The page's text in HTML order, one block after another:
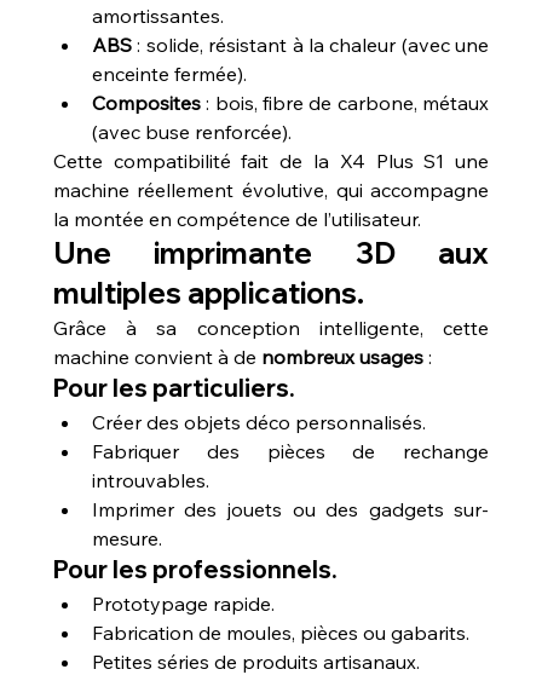
amortissantes.
ABS : solide, résistant à la chaleur (avec une
enceinte fermée).
Composites : bois, fibre de carbone, métaux
(avec buse renforcée).
Cette compatibilité fait de la X4 Plus S1 une
machine réellement évolutive, qui accompagne
la montée en compétence de l’utilisateur.
Une imprimante 3D aux
multiples applications.
Grâce à sa conception intelligente, cette
machine convient à de nombreux usages :
Pour les particuliers.
Créer des objets déco personnalisés.
Fabriquer des pièces de rechange
introuvables.
Imprimer des jouets ou des gadgets sur-
mesure.
Pour les professionnels.
Prototypage rapide.
Fabrication de moules, pièces ou gabarits.
Petites séries de produits artisanaux.